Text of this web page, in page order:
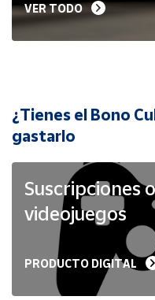
Hazte
vendedor
Cuenta
Ubicación
Península
Baleares
VER TODO
¿Tienes el Bono
gastarlo
Suscripciones
videojuegos
PRODUCTO DIGITAL